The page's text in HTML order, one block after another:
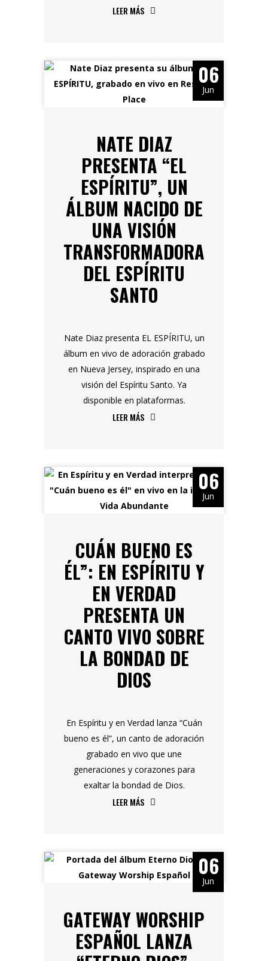
LEER MÁS
06
Jun
NATE DIAZ
PRESENTA “EL
ESPÍRITU”, UN
ÁLBUM NACIDO DE
UNA VISIÓN
TRANSFORMADORA
DEL ESPÍRITU
SANTO
Nate Diaz presenta EL ESPÍRITU, un
álbum en vivo de adoración grabado
en Nueva Jersey, inspirado en una
visión del Espíritu Santo. Ya
disponible en plataformas.
LEER MÁS
06
Jun
CUÁN BUENO ES
ÉL”: EN ESPÍRITU Y
EN VERDAD
PRESENTA UN
CANTO VIVO SOBRE
LA BONDAD DE
DIOS
En Espíritu y en Verdad lanza “Cuán
bueno es él”, un canto de adoración
grabado en vivo que une
generaciones y corazones para
exaltar la bondad de Dios.
LEER MÁS
06
Jun
GATEWAY WORSHIP
ESPAÑOL LANZA